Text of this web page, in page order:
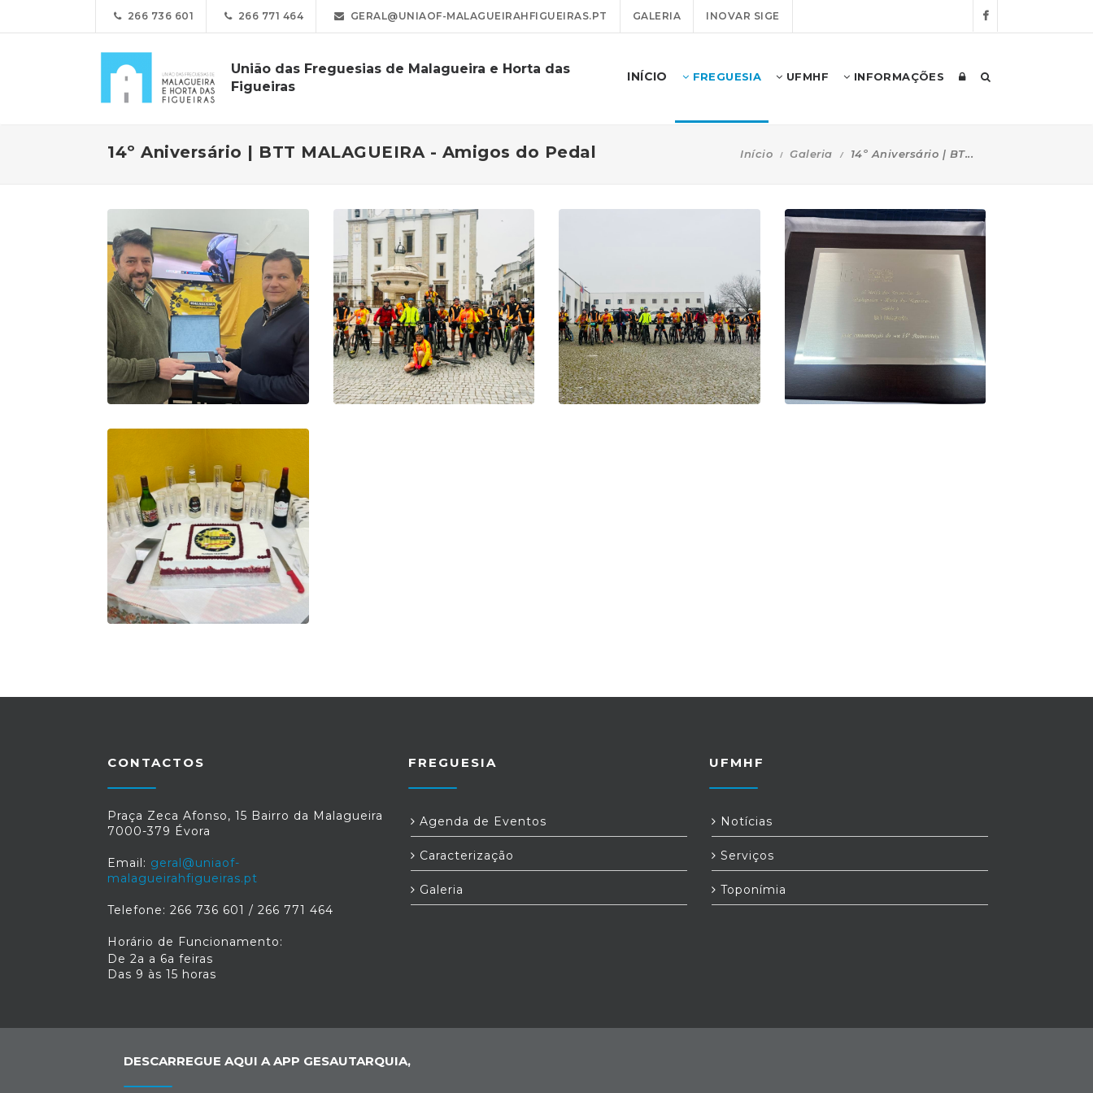
266 736 601 266 771 464 GERAL@UNIAOF-MALAGUEIRAHFIGUEIRAS.PT GALERIA INOVAR SIGE
União das Freguesias de Malagueira e Horta das
Figueiras
INÍCIO FREGUESIA UFMHF INFORMAÇÕES
14º Aniversário | BTT MALAGUEIRA - Amigos do Pedal Início Galeria 14º Aniversário | BT...
CONTACTOS
Praça Zeca Afonso, 15 Bairro da Malagueira
7000-379 Évora
Email: geral@uniaof-
malagueirahfigueiras.pt
Telefone: 266 736 601 / 266 771 464
Horário de Funcionamento:
De 2a a 6a feiras
Das 9 às 15 horas
FREGUESIA
Agenda de Eventos
Caracterização
Galeria
UFMHF
Notícias
Serviços
Toponímia
DESCARREGUE AQUI A APP GESAUTARQUIA,